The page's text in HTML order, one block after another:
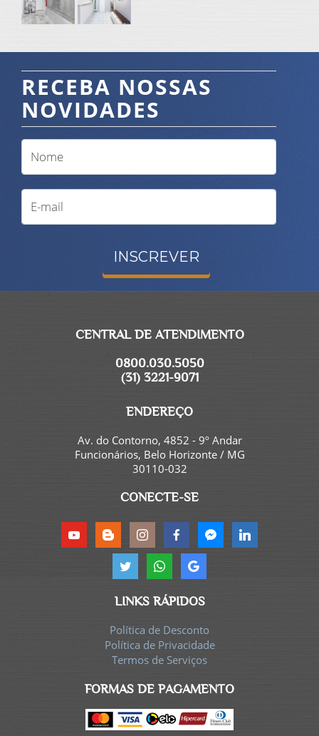
RECEBA NOSSAS
NOVIDADES
INSCREVER
CENTRAL DE ATENDIMENTO
0800.030.5050
(31) 3221-9071
ENDEREÇO
Av. do Contorno, 4852 - 9º Andar
Funcionários, Belo Horizonte / MG
30110-032
CONECTE-SE
LINKS RÁPIDOS
Política de Desconto
Política de Privacidade
Termos de Serviços
FORMAS DE PAGAMENTO